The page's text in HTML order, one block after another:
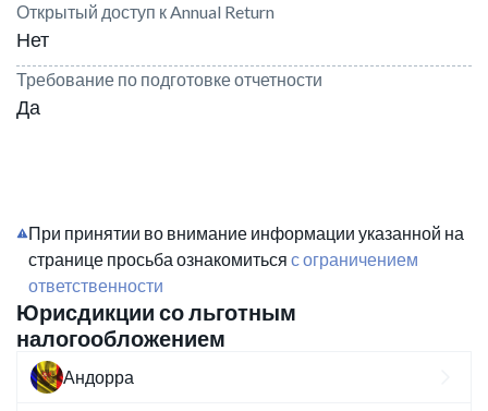
Открытый доступ к Annual Return
Нет
Требование по подготовке отчетности
Да
При принятии во внимание информации указанной на
странице просьба ознакомиться с ограничением
ответственности
Юрисдикции со льготным
налогообложением
Андорра